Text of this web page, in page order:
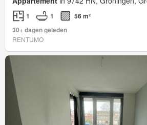
1 1
56 m²
30+ dagen geleden
RENTUMO